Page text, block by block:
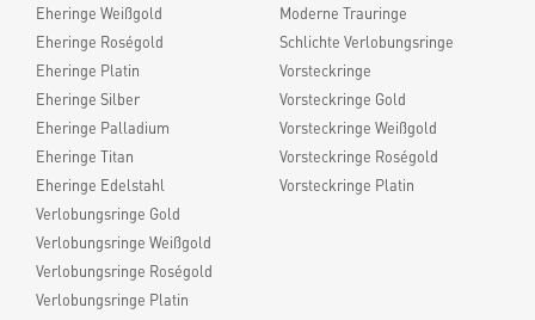
Eheringe Weißgold
Eheringe Roségold
Eheringe Platin
Eheringe Silber
Eheringe Palladium
Eheringe Titan
Eheringe Edelstahl
Verlobungsringe Gold
Verlobungsringe Weißgold
Verlobungsringe Roségold
Verlobungsringe Platin
Moderne Trauringe
Schlichte Verlobungsringe
Vorsteckringe
Vorsteckringe Gold
Vorsteckringe Weißgold
Vorsteckringe Roségold
Vorsteckringe Platin